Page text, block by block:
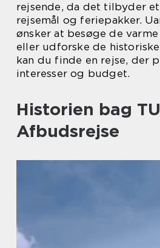
rejsende, da det tilbyder
rejsemål og feriepakker.
ønsker at besøge de
eller udforske de
kan du finde en rejse, der
interesser og budget.
Historien bag
Afbudsrejse